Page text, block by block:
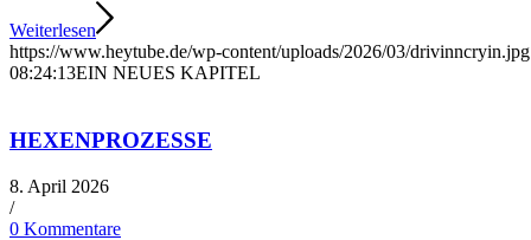
Weiterlesen
https://www.heytube.de/wp-content/uploads/2026/03/drivinncryin.jpg
08:24:13EIN NEUES KAPITEL
HEXENPROZESSE
8. April 2026
/
0 Kommentare